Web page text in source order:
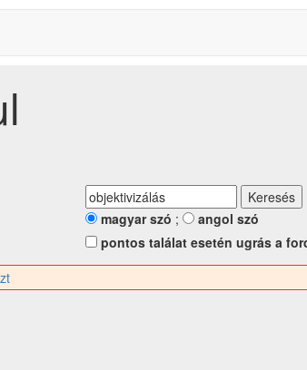
magyar szó ;
angol szó
pontos találat esetén ugrás a